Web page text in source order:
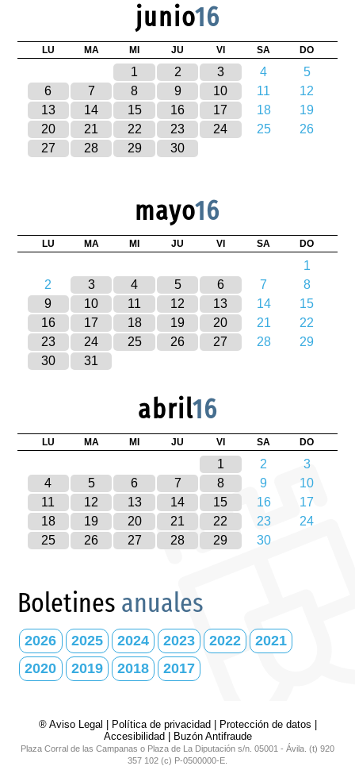
junio16
LU MA MI JU VI SA DO
1 2 3 4
5
6
7 8 9 10 11
12
13
14 15 16 17 18
19
20
21 22 23 24 25
26
27
28 29 30
mayo16
LU MA MI JU VI SA DO
1
2
3 4 5 6 7
8
9
10 11 12 13 14
15
16
17 18 19 20 21
22
23
24 25 26 27 28
29
30
31
abril16
LU MA MI JU VI SA DO
1 2
3
4
5 6 7 8 9
10
11
12 13 14 15 16
17
18
19 20 21 22 23
24
25
26 27 28 29 30
Boletines anuales
2026 2025 2024 2023 2022
2021
2020
2019 2018 2017
® Aviso Legal Política de privacidad Protección de datos
Accesibilidad
Buzón Antifraude
Plaza Corral de las Campanas o Plaza de La Diputación s/n. 05001 - Ávila. (t) 920
357 102 (c) P-0500000-E.